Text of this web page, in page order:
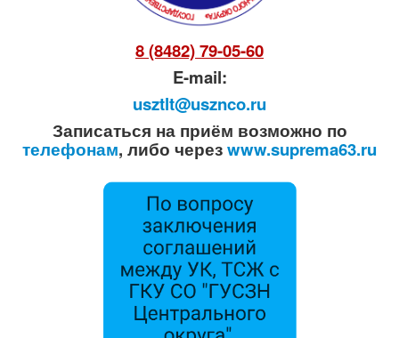
8 (8482) 79-05-60
E-mail:
usztlt@usznco.ru
Записаться на приём возможно по
телефонам, либо черезwww.suprema63.ru